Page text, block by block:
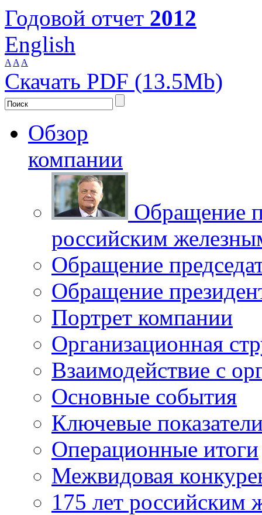
Годовой отчет 2012
English
A A A
Скачать PDF (13.5Mb)
Обзор
компании
Обращение
российским
Обращение
Обращение
Портрет компании
Организационная
Взаимодействие с
Основные события
Ключевые
Операционные итоги
Межвидовая
175 лет российским